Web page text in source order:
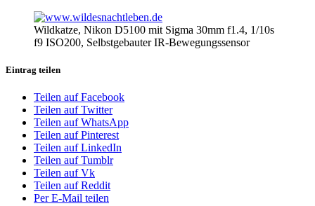
Wildkatze, Nikon D5100 mit Sigma 30mm f1.4, 1/10s
f9 ISO200, Selbstgebauter IR-Bewegungssensor
Eintrag teilen
Teilen auf Facebook
Teilen auf Twitter
Teilen auf WhatsApp
Teilen auf Pinterest
Teilen auf LinkedIn
Teilen auf Tumblr
Teilen auf Vk
Teilen auf Reddit
Per E-Mail teilen